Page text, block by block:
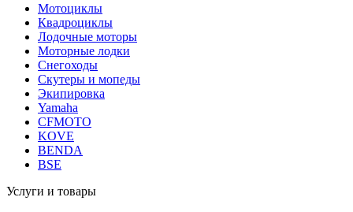
Квадроциклы
Лодочные моторы
Моторные лодки
Снегоходы
Скутеры и мопеды
Экипировка
Yamaha
CFMOTO
KOVE
BENDA
BSE